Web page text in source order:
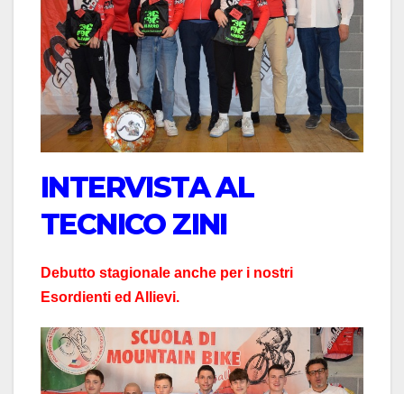
INTERVISTA AL
TECNICO ZINI
Debutto stagionale anche per i nostri
Esordienti ed Allievi.